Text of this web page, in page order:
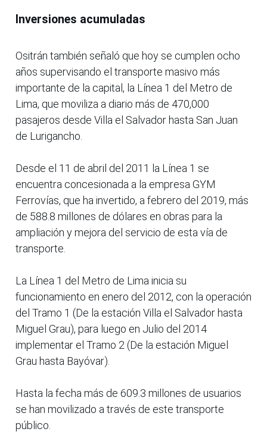
Inversiones acumuladas
Ositrán también señaló que hoy se cumplen ocho
años supervisando el transporte masivo más
importante de la capital, la Línea 1 del Metro de
Lima, que moviliza a diario más de 470,000
pasajeros desde Villa el Salvador hasta San Juan
de Lurigancho.
Desde el 11 de abril del 2011 la Línea 1 se
encuentra concesionada a la empresa GYM
Ferrovías, que ha invertido, a febrero del 2019, más
de 588.8 millones de dólares en obras para la
ampliación y mejora del servicio de esta vía de
transporte.
La Línea 1 del Metro de Lima inicia su
funcionamiento en enero del 2012, con la operación
del Tramo 1 (De la estación Villa el Salvador hasta
Miguel Grau), para luego en Julio del 2014
implementar el Tramo 2 (De la estación Miguel
Grau hasta Bayóvar).
Hasta la fecha más de 609.3 millones de usuarios
se han movilizado a través de este transporte
público.